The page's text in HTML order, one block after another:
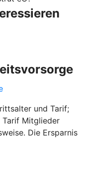
und Tarif;
Mitglieder
Die Ersparnis